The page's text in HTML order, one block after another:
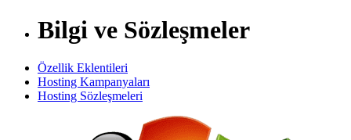
Bilgi ve Sözleşmeler
Özellik Eklentileri
Hosting Kampanyaları
Hosting Sözleşmeleri